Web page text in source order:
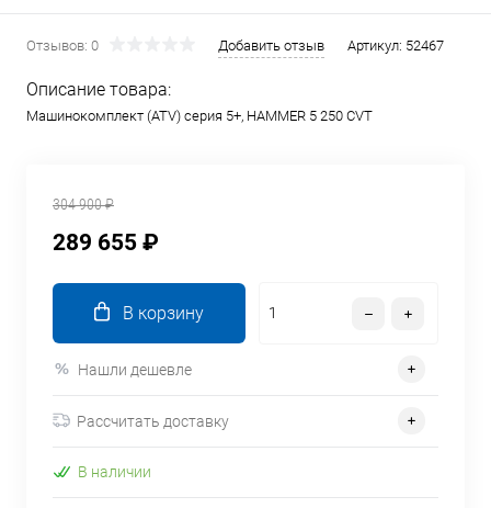
Отзывов: 0 Добавить отзыв Артикул: 52467
Описание товара:
Машинокомплект (ATV) серия 5+, HAMMER 5 250 CVT
304 900 ₽
289 655 ₽
В корзину
Нашли дешевле
Рассчитать доставку
В наличии